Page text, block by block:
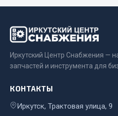
Двигатель
Система питания
Система охлаждения
Тормозная система
Показать ещё
Иркутский Центр Снабжения —
запчастей и инструмента для
КОНТАКТЫ
Иркутск, Трактовая улица, 9